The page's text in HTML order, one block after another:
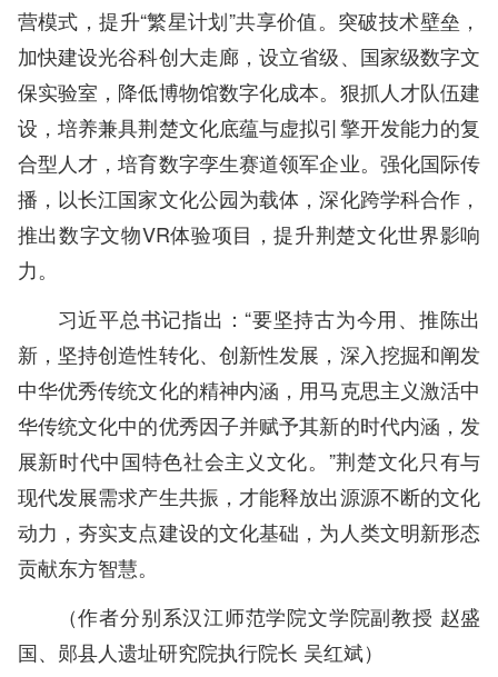
营模式，提升“繁星计划”共享价值。突破技术壁垒，
加快建设光谷科创大走廊，设立省级、国家级数字文
保实验室，降低博物馆数字化成本。狠抓人才队伍建
设，培养兼具荆楚文化底蕴与虚拟引擎开发能力的复
合型人才，培育数字孪生赛道领军企业。强化国际传
播，以长江国家文化公园为载体，深化跨学科合作，
推出数字文物VR体验项目，提升荆楚文化世界影响
力。
习近平总书记指出：“要坚持古为今用、推陈出
新，坚持创造性转化、创新性发展，深入挖掘和阐发
中华优秀传统文化的精神内涵，用马克思主义激活中
华传统文化中的优秀因子并赋予其新的时代内涵，发
展新时代中国特色社会主义文化。”荆楚文化只有与
现代发展需求产生共振，才能释放出源源不断的文化
动力，夯实支点建设的文化基础，为人类文明新形态
贡献东方智慧。
（作者分别系汉江师范学院文学院副教授 赵盛
国、郧县人遗址研究院执行院长 吴红斌）